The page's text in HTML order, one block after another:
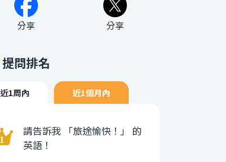
分享 分享
提問排名
近1周內 近1個月內
請告訴我 「旅途愉快！」 的
英語！